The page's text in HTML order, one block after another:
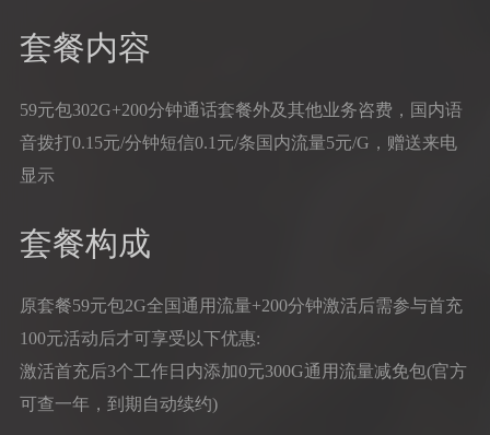
套餐内容
59元包302G+200分钟通话套餐外及其他业务咨费，国内语
音拨打0.15元/分钟短信0.1元/条国内流量5元/G，赠送来电
显示
套餐构成
原套餐59元包2G全国通用流量+200分钟激活后需参与首充
100元活动后才可享受以下优惠:
激活首充后3个工作日内添加0元300G通用流量减免包(官方
可查一年，到期自动续约)